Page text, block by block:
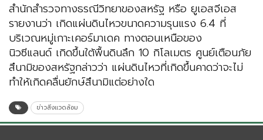
สำนักสำรวจทางธรณีวิทยาของสหรัฐ หรือ ยูเอสจีเอส
รายงานว่า เกิดแผ่นดินไหวขนาดความรุนแรง 6.4 ที่
บริเวณหมู่เกาะเคอร์มาเดค ทางตอนเหนือของ
นิวซีแลนด์ เกิดขึ้นใต้พื้นดินลึก 10 กิโลเมตร ศูนย์เตือนภัย
สึนามิของสหรัฐกล่าวว่า แผ่นดินไหวที่เกิดขึ้นคาดว่าจะไม่
ทำให้เกิดคลื่นยักษ์สึนามิแต่อย่างใด
ข่าวสิ่งแวดล้อม